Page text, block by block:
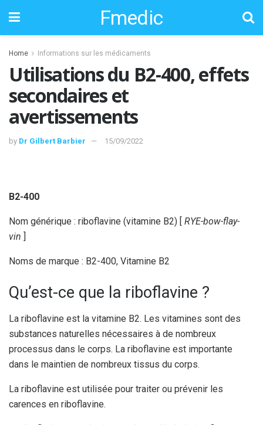
Fmedic
Home Informations sur les médicaments
Utilisations du B2-400, effets
secondaires et
avertissements
by Dr Gilbert Barbier 15/09/2022
B2-400
Nom générique : riboflavine (vitamine B2) [ RYE-bow-flay-
vin ]
Noms de marque : B2-400, Vitamine B2
Qu’est-ce que la riboflavine ?
La riboflavine est la vitamine B2. Les vitamines sont des
substances naturelles nécessaires à de nombreux
processus dans le corps. La riboflavine est importante
dans le maintien de nombreux tissus du corps.
La riboflavine est utilisée pour traiter ou prévenir les
carences en riboflavine.